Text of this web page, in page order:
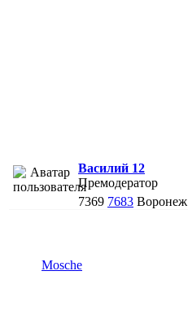
Василий 12
Премодератор
7369 7683 Воронеж
Mosche